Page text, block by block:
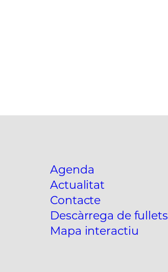
Agenda
Actualitat
Contacte
Descàrrega de fullets
Mapa interactiu